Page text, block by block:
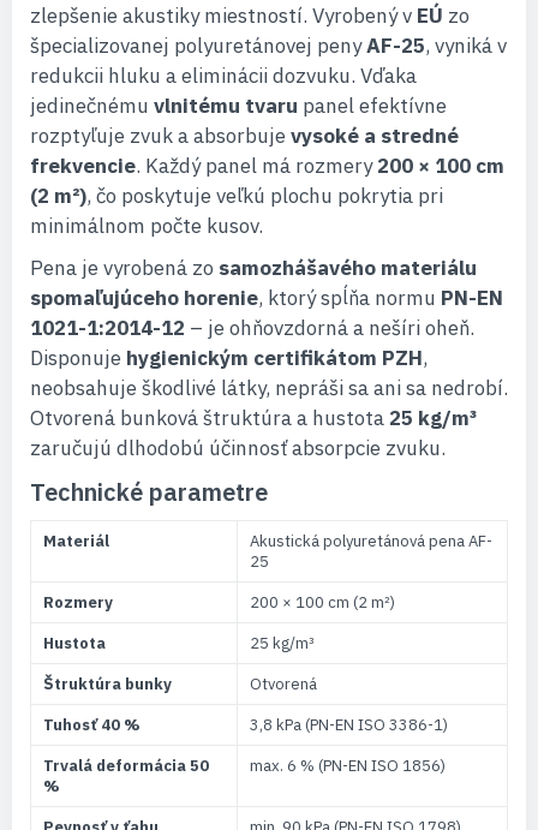
zlepšenie akustiky miestností. Vyrobený v EÚ zo
špecializovanej polyuretánovej penyAF-25, vyniká v
redukcii hluku a eliminácii dozvuku. Vďaka
jedinečnému vlnitému tvaru panel efektívne
rozptyľuje zvuk a absorbujevysoké a stredné
frekvencie. Každý panel má rozmery200 × 100 cm
(2 m²), čo poskytuje veľkú plochu pokrytia pri
minimálnom počte kusov.
Pena je vyrobená zo samozhášavého materiálu
spomaľujúceho horenie, ktorý spĺňa normu PN-EN
1021-1:2014-12 – je ohňovzdorná a nešíri oheň.
Disponuje hygienickým certifikátom PZH,
neobsahuje škodlivé látky, nepráši sa ani sa nedrobí.
Otvorená bunková štruktúra a hustota 25 kg/m³
zaručujú dlhodobú účinnosť absorpcie zvuku.
Technické parametre
Materiál
Akustická polyuretánová pena AF-
25
Rozmery
200 × 100 cm (2 m²)
Hustota
25 kg/m³
Štruktúra bunky
Otvorená
Tuhosť 40 %
3,8 kPa (PN-EN ISO 3386-1)
Trvalá deformácia 50
%
max. 6 % (PN-EN ISO 1856)